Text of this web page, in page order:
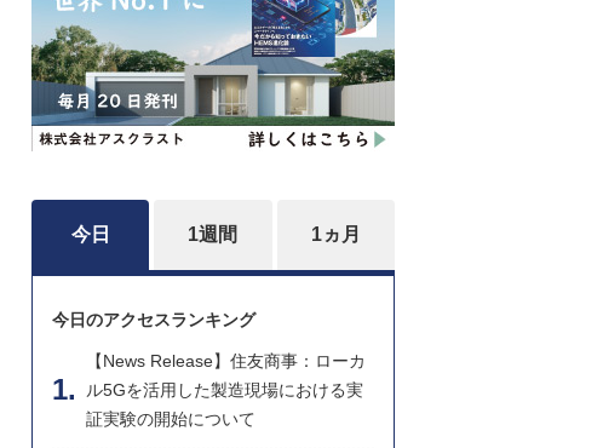
今日 1週間 1ヵ月
今日のアクセスランキング
【News Release】住友商事：ローカ
ル5Gを活用した製造現場における実
証実験の開始について